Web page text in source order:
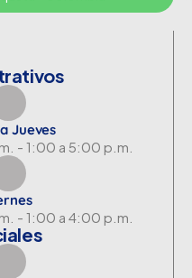
Jueves
- 1:00 a 5:00 p.m.
- 1:00 a 4:00 p.m.